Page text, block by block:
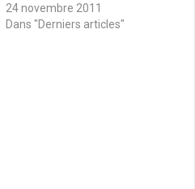
24 novembre 2011
Dans "Derniers articles"